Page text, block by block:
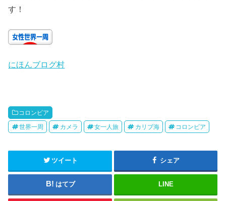
す！
にほんブログ村
コロンビア
世界一周 カメラ 女一人旅 カリブ海 コロンビア
ツイート シェア
はてブ LINE